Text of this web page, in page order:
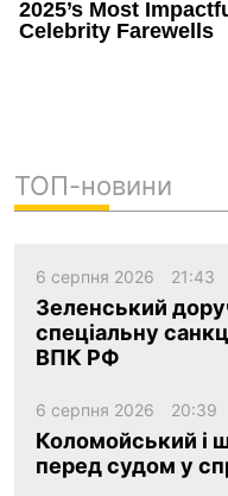
ТОП-новини
6 серпня 2026 21:43
Зеленський
спеціальну
ВПК РФ
6 серпня 2026 20:39
Коломойський і
перед судом у